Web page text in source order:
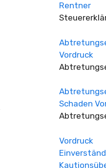
Rentner
Vordruck
Schaden
Vordruck